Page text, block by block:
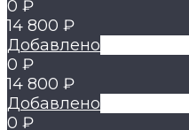
0 ₽
14 800 ₽
Добавлено
0 ₽
14 800 ₽
Добавлено
0 ₽